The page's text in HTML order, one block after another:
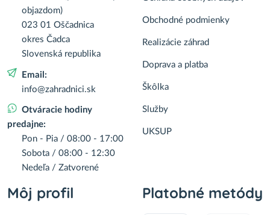
objazdom)
023 01 Oščadnica
okres Čadca
Slovenská republika
Email:
info@zahradnici.sk
Otváracie hodiny
predajne:
Pon - Pia / 08:00 - 17:00
Sobota / 08:00 - 12:30
Nedeľa / Zatvorené
Obchodné podmienky
Realizácie záhrad
Doprava a platba
Škôlka
Služby
UKSUP
Môj profil Platobné metódy